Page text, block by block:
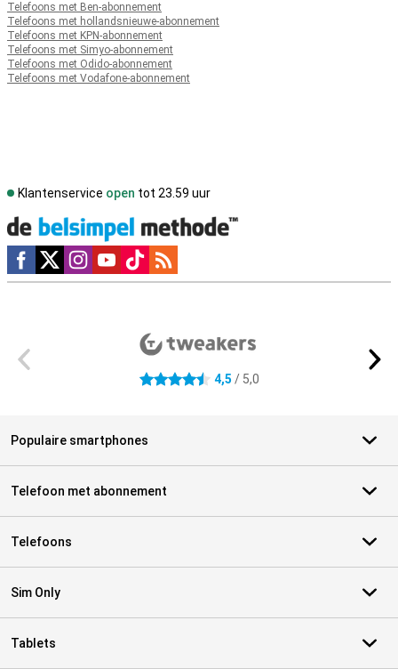
Telefoons met Ben-abonnement
Telefoons met hollandsnieuwe-abonnement
Telefoons met KPN-abonnement
Telefoons met Simyo-abonnement
Telefoons met Odido-abonnement
Telefoons met Vodafone-abonnement
Klantenservice open tot 23.59 uur
Social media
4.5 sterren 4,5 / 5,0
Populaire smartphones
Telefoon met abonnement
Telefoons
Sim Only
Tablets